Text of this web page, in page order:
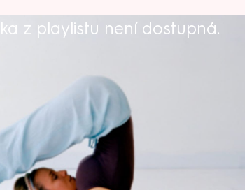
z playlistu není dostupná.
postavu a zpevnit vaše svaly,
je velmi zdravé a zároveň
s váhou vlastního těla.